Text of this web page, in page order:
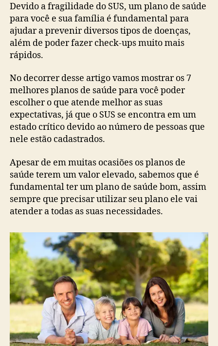
Devido a fragilidade do SUS, um plano de saúde
para você e sua família é fundamental para
ajudar a prevenir diversos tipos de doenças,
além de poder fazer check-ups muito mais
rápidos.
No decorrer desse artigo vamos mostrar os 7
melhores planos de saúde para você poder
escolher o que atende melhor as suas
expectativas, já que o SUS se encontra em um
estado crítico devido ao número de pessoas que
nele estão cadastrados.
Apesar de em muitas ocasiões os planos de
saúde terem um valor elevado, sabemos que é
fundamental ter um plano de saúde bom, assim
sempre que precisar utilizar seu plano ele vai
atender a todas as suas necessidades.